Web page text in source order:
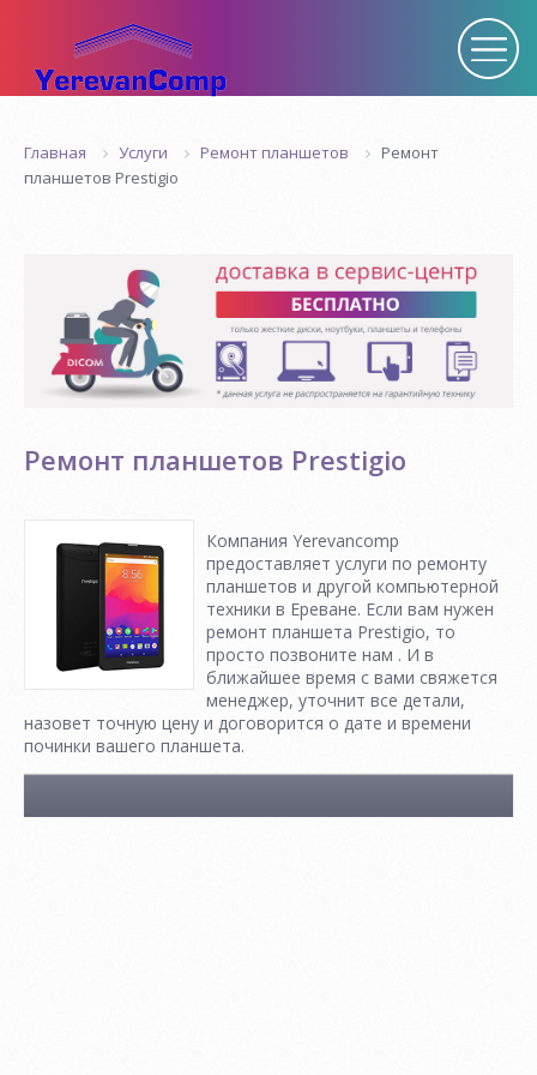
Главная Услуги Ремонт планшетов
Ремонт
планшетов Prestigio
Ремонт планшетов Prestigio
Компания Yerevancomp
предоставляет услуги по ремонту
планшетов и другой компьютерной
техники в Ереване. Если вам нужен
ремонт планшета Prestigio, то
просто позвоните нам . И в
ближайшее время с вами свяжется
менеджер, уточнит все детали,
назовет точную цену и договорится о дате и времени
починки вашего планшета.